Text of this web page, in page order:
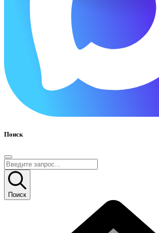
Поиск
Поиск